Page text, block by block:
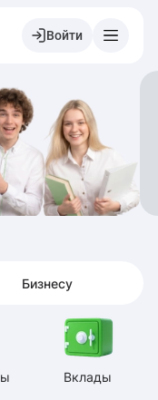
Войти
Бизнесу
Вклады